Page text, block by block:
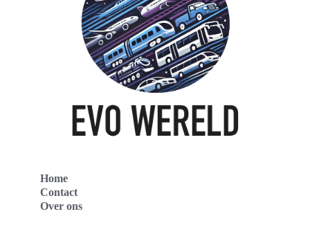
Home
Contact
Over ons